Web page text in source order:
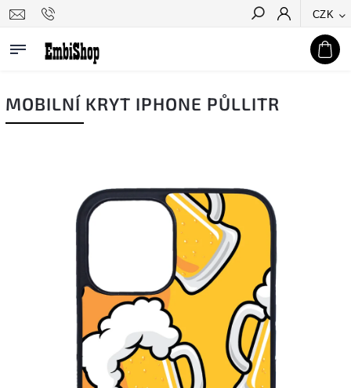
CZK
Hledat
MOBILNÍ KRYT IPHONE PŮLLITR